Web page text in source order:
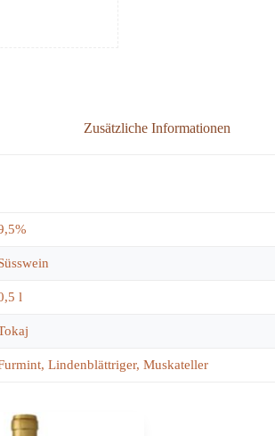
Zusätzliche Informationen
l
Lindenblättriger, Muskateller